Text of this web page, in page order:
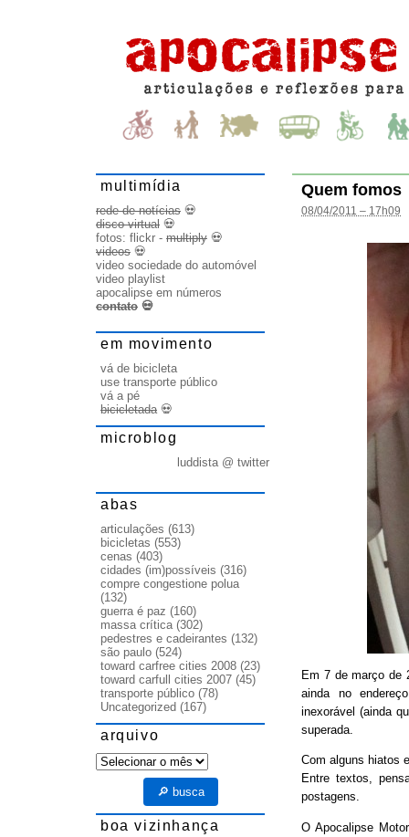
Quem fomos
08/04/2011 – 17h09
Em 7 de março de
ainda no
inexorável (ainda
superada.
Com alguns hiatos
Entre textos,
postagens.
O Apocalipse
multimídia
rede de notícias 💀
disco virtual 💀
fotos: flickr - multiply 💀
videos 💀
video sociedade do automóvel
video playlist
apocalipse em números
contato 💀
em movimento
vá de bicicleta
use transporte público
vá a pé
bicicletada💀
microblog
luddista @ twitter
abas
articulações (613)
bicicletas (553)
cenas (403)
cidades (im)possíveis (316)
compre congestione polua
(132)
guerra é paz (160)
massa crítica(302)
pedestres e cadeirantes (132)
são paulo (524)
toward carfree cities 2008 (23)
toward carfull cities 2007 (45)
transporte público (78)
Uncategorized (167)
arquivo
arquivo
🔎 busca
boa vizinhança